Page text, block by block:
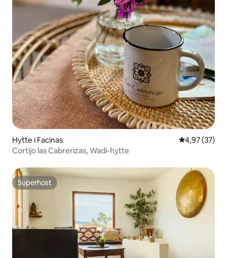
Hytte i Facinas 4,97 ud af 5 i
4,97 (37)
Cortijo las Cabrerizas, Wadi-hytte
Superhost
Superhost